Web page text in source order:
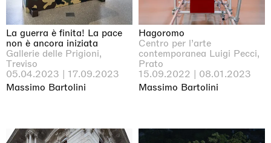
La guerra è finita! La pace
non è ancora iniziata
Gallerie delle Prigioni,
Treviso
05.04.2023 | 17.09.2023
Massimo Bartolini
Hagoromo
Centro per l’arte
contemporanea Luigi Pecci,
Prato
15.09.2022 | 08.01.2023
Massimo Bartolini